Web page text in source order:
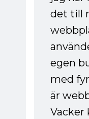
det till
egen
med
är
Vacker